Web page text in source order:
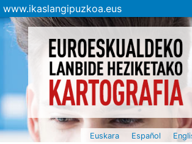
www.ikaslangipuzkoa.eus
Euskara Español